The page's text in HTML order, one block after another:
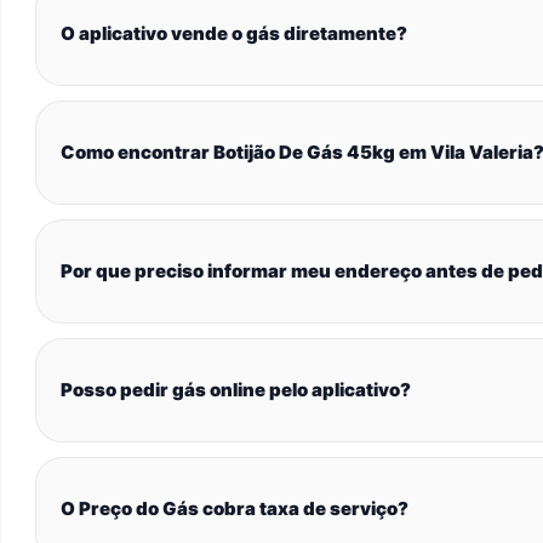
O aplicativo vende o gás diretamente?
Como encontrar Botijão De Gás 45kg em Vila Valeria?
Por que preciso informar meu endereço antes de
Posso pedir gás online pelo aplicativo?
O Preço do Gás cobra taxa de serviço?